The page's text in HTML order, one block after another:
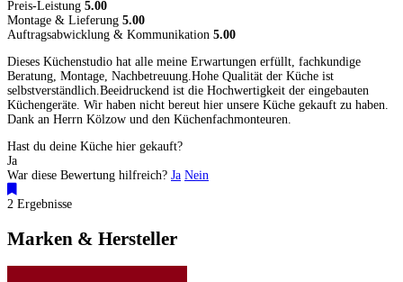
Preis-Leistung 5.00
Montage & Lieferung 5.00
Auftragsabwicklung & Kommunikation 5.00
Dieses Küchenstudio hat alle meine Erwartungen erfüllt, fachkundige
Beratung, Montage, Nachbetreuung.Hohe Qualität der Küche ist
selbstverständlich.Beeidruckend ist die Hochwertigkeit der eingebauten
Küchengeräte. Wir haben nicht bereut hier unsere Küche gekauft zu haben.
Dank an Herrn Kölzow und den Küchenfachmonteuren.
Hast du deine Küche hier gekauft?
Ja
War diese Bewertung hilfreich? Ja Nein
2 Ergebnisse
Marken & Hersteller